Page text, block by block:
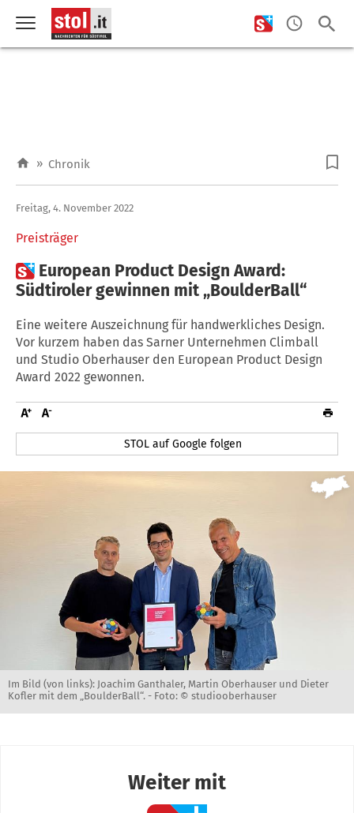
» Chronik
Preisträger
Freitag, 4. November 2022
 European Product Design Award:
Südtiroler gewinnen mit „BoulderBall“
Eine weitere Auszeichnung für handwerkliches Design.
Vor kurzem haben das Sarner Unternehmen Climball
und Studio Oberhauser den European Product Design
Award 2022 gewonnen.
STOL auf Google folgen
Im Bild (von links): Joachim Ganthaler, Martin Oberhauser und Dieter
Kofler mit dem „BoulderBall“. - Foto: © studiooberhauser